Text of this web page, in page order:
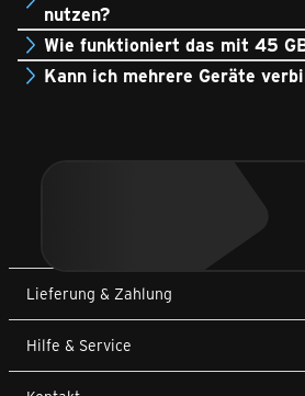
nutzen?
Wie funktioniert das mit 45
Kann ich mehrere Geräte
Lieferung & Zahlung
Hilfe & Service